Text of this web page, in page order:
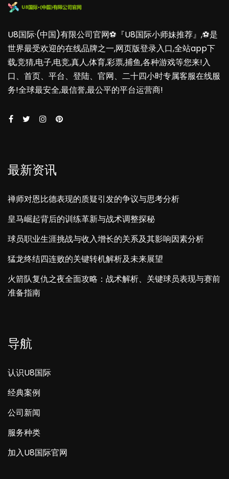
U8国际·(中国)有限公司官网⚽️『U8国际小师妹推荐』,⚽️是
世界最受欢迎的在线品牌之一,网页版登录入口,全站app下
载,竞猜,电子,电竞,真人,体育,彩票,捕鱼,各种游戏等您来!入
口、首页、平台、登陆、官网、二十四小时专属客服在线服
务!全球最安全,最信誉,最公平的平台运营商!
最新资讯
禅师对恩比德表现的质疑引发的争议与思考分析
皇马崛起背后的训练革新与战术调整探秘
球员职业生涯挑战与收入增长的关系及其影响因素分析
猛龙终结四连败的关键转机解析及未来展望
火箭队复仇之夜全面攻略：战术解析、关键球员表现与赛前
准备指南
导航
认识U8国际
经典案例
公司新闻
服务种类
加入U8国际官网